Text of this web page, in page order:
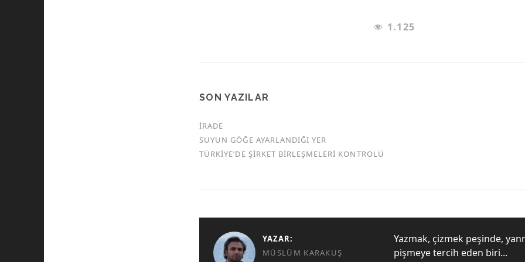
1.125
SON YAZILAR
İRADE
SUYUN GÖĞE AYARLANDIĞI YER
TÜRKİYE’DE ŞİRKET BİRLEŞMELERİ KONTROLÜ
YAZAR:
MÜSLÜM KARAKUŞ
Yazmak, çizmek peşinde,
pişmeye tercih eden biri...